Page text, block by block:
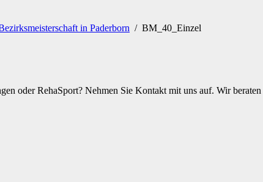
in Paderborn / BM_40_Einzel
oder RehaSport? Nehmen Sie Kontakt mit uns auf. Wir beraten